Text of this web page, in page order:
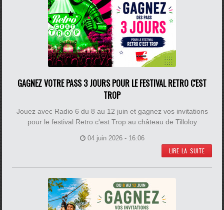
GAGNEZ VOTRE PASS 3 JOURS POUR LE FESTIVAL RETRO C'EST
TROP
Jouez avec Radio 6 du 8 au 12 juin et gagnez vos invitations
pour le festival Retro c'est Trop au château de Tilloloy
04 juin 2026 - 16:06
LIRE LA SUITE